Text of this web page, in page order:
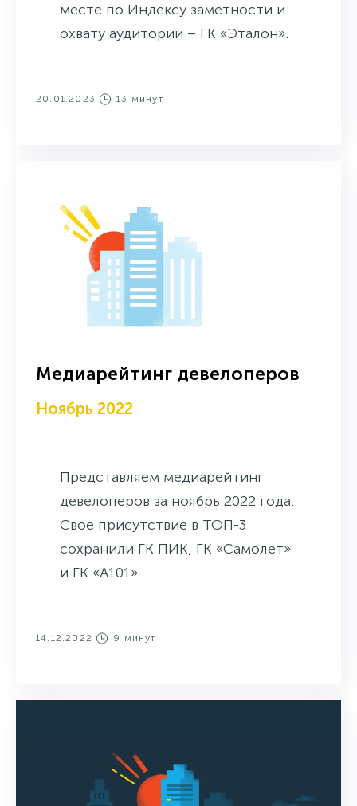
месте по Индексу заметности и
охвату аудитории – ГК «Эталон».
20.01.2023 13 минут
Медиарейтинг девелоперов
Ноябрь 2022
Представляем медиарейтинг
девелоперов за ноябрь 2022 года.
Свое присутствие в ТОП-3
сохранили ГК ПИК, ГК «Самолет»
и ГК «А101».
14.12.2022 9 минут